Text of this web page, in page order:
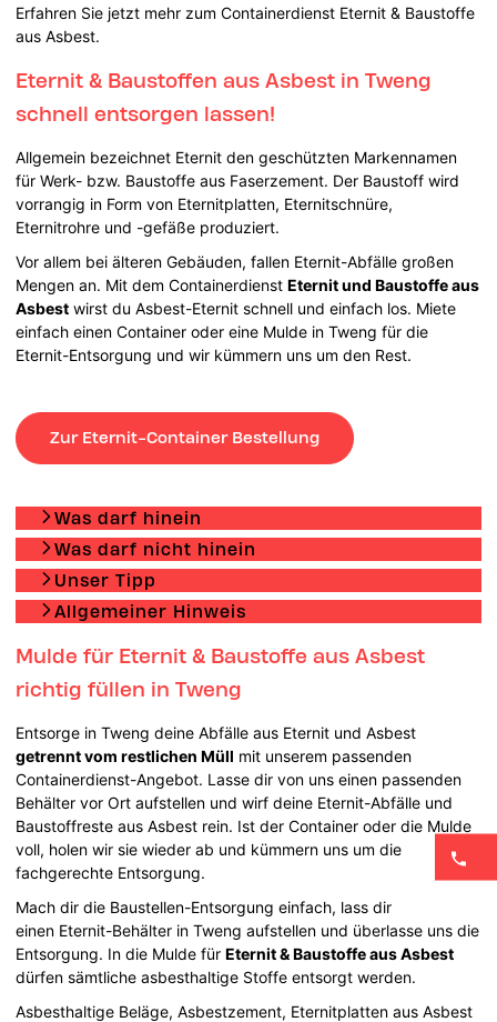
Erfahren Sie jetzt mehr zum Containerdienst Eternit & Baustoffe
aus Asbest.
Eternit & Baustoffen aus Asbest in Tweng
schnell entsorgen lassen!
Allgemein bezeichnet Eternit den geschützten Markennamen
für Werk- bzw. Baustoffe aus Faserzement. Der Baustoff wird
vorrangig in Form von Eternitplatten, Eternitschnüre,
Eternitrohre und -gefäße produziert.
Vor allem bei älteren Gebäuden, fallen Eternit-Abfälle großen
Mengen an. Mit dem ContainerdienstEternit und Baustoffe aus
Asbest wirst du Asbest-Eternit schnell und einfach los. Miete
einfach einen Container oder eine Mulde in Tweng für die
Eternit-Entsorgung und wir kümmern uns um den Rest.
Zur Eternit-Container Bestellung
Was darf hinein
Was darf nicht hinein
Unser Tipp
Allgemeiner Hinweis
Mulde für Eternit & Baustoffe aus Asbest
richtig füllen in Tweng
Entsorge in Tweng deine Abfälle aus Eternit und Asbest
getrennt vom restlichen Müll mit unserem passenden
Containerdienst-Angebot. Lasse dir von uns einen passenden
Behälter vor Ort aufstellen und wirf deine Eternit-Abfälle und
Baustoffreste aus Asbest rein. Ist der Container oder die Mulde
voll, holen wir sie wieder ab und kümmern uns um die
fachgerechte Entsorgung.
Mach dir die Baustellen-Entsorgung einfach, lass dir
einen Eternit-Behälter in Tweng aufstellen und überlasse uns die
Entsorgung. In die Mulde fürEternit & Baustoffe aus Asbest
dürfen sämtliche asbesthaltige Stoffe entsorgt werden.
Asbesthaltige Beläge, Asbestzement, Eternitplatten aus Asbest